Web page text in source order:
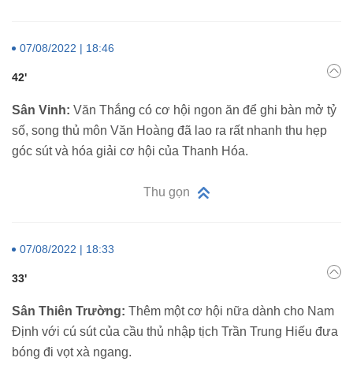
07/08/2022 | 18:46
42'
Sân Vinh: Văn Thắng có cơ hội ngon ăn để ghi bàn mở tỷ
số, song thủ môn Văn Hoàng đã lao ra rất nhanh thu hẹp
góc sút và hóa giải cơ hội của Thanh Hóa.
Thu gọn
07/08/2022 | 18:33
33'
Sân Thiên Trường: Thêm một cơ hội nữa dành cho Nam
Định với cú sút của cầu thủ nhập tịch Trần Trung Hiếu đưa
bóng đi vọt xà ngang.